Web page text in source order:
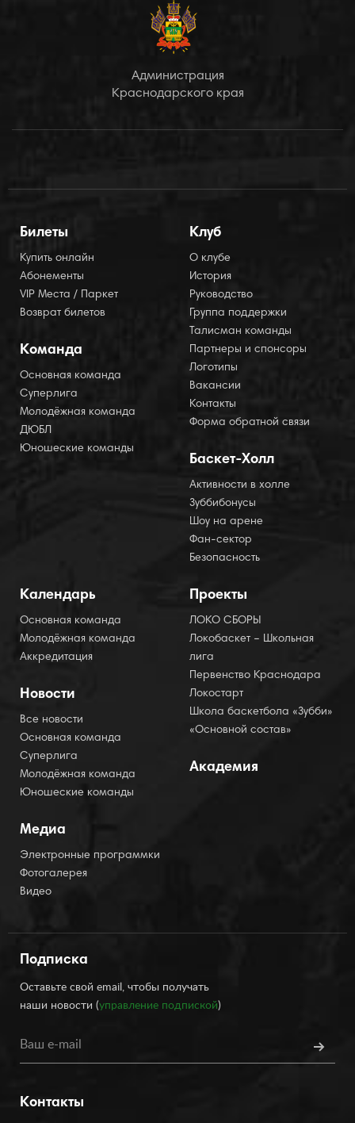
Администрация
Краснодарского края
Билеты
Купить онлайн
Абонементы
VIP Места / Паркет
Возврат билетов
Команда
Основная команда
Суперлига
Молодёжная команда
ДЮБЛ
Юношеские команды
Клуб
О клубе
История
Руководство
Группа поддержки
Талисман команды
Партнеры и спонсоры
Логотипы
Вакансии
Контакты
Форма обратной связи
Баскет-Холл
Активности в холле
Зуббибонусы
Шоу на арене
Фан-сектор
Безопасность
Календарь
Основная команда
Молодёжная команда
Аккредитация
Новости
Все новости
Основная команда
Суперлига
Молодёжная команда
Юношеские команды
Медиа
Электронные программки
Фотогалерея
Видео
Проекты
ЛОКО СБОРЫ
Локобаскет – Школьная
лига
Первенство Краснодара
Локостарт
Школа баскетбола «Зубби»
«Основной состав»
Академия
Подписка
Оставьте свой email, чтобы получать
наши новости (управление подпиской)
Контакты